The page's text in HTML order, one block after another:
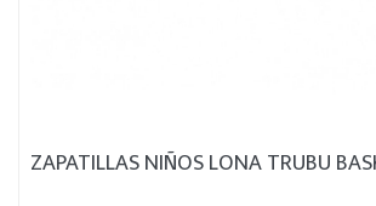
ZAPATILLAS NIÑOS LONA TRUBU